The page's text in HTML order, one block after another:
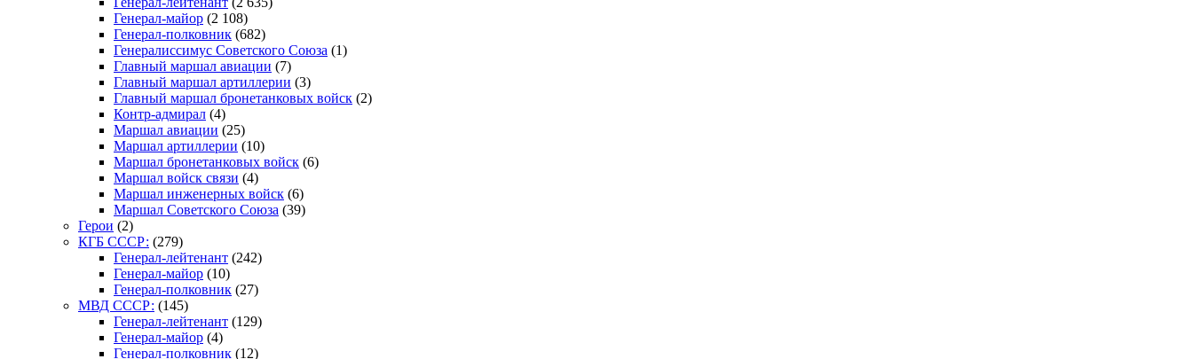
Генерал-майор (2 108)
Генерал-полковник (682)
Генералиссимус Советского Союза (1)
Главный маршал авиации (7)
Главный маршал артиллерии (3)
Главный маршал бронетанковых войск (2)
Контр-адмирал (4)
Маршал авиации (25)
Маршал артиллерии (10)
Маршал бронетанковых войск (6)
Маршал войск связи (4)
Маршал инженерных войск (6)
Маршал Советского Союза (39)
Герои (2)
КГБ СССР: (279)
Генерал-лейтенант (242)
Генерал-майор (10)
Генерал-полковник (27)
МВД СССР: (145)
Генерал-лейтенант (129)
Генерал-майор (4)
Генерал-полковник (12)